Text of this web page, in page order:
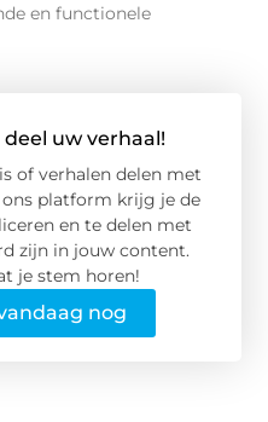
en functionele
uw verhaal!
of verhalen delen met
platform krijg je de
en te delen met
zijn in jouw content.
je stem horen!
nog